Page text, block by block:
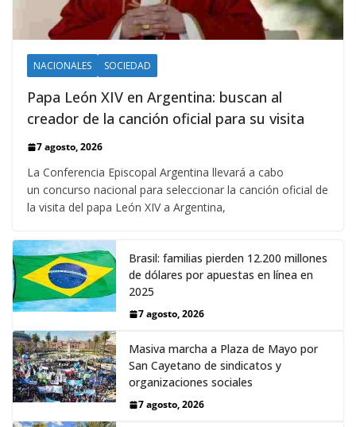
NACIONALES SOCIEDAD
Papa León XIV en Argentina: buscan al
creador de la canción oficial para su visita
7 agosto, 2026
La Conferencia Episcopal Argentina llevará a cabo
un concurso nacional para seleccionar la canción oficial de
la visita del papa León XIV a Argentina,
Brasil: familias pierden 12.200 millones
de dólares por apuestas en línea en
2025
7 agosto, 2026
Masiva marcha a Plaza de Mayo por
San Cayetano de sindicatos y
organizaciones sociales
7 agosto, 2026